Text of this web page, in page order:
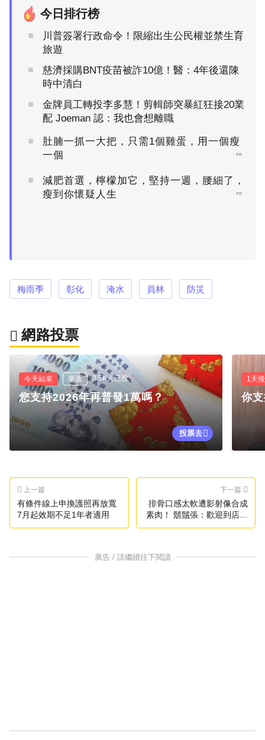
今日排行榜
川普簽署行政命令！限縮出生公民權並禁生育
旅遊
慈濟採購BNT疫苗被詐10億！醫：4年後還陳
時中清白
金牌員工轉投李多慧！剪輯師突暴紅狂接20業
配 Joeman 認：我也會想離職
肚腩一抓一大把，只需1個雞蛋，用一個瘦
一個
PR
減肥首選，檸檬加它，堅持一週，腰細了，
瘦到你懷疑人生
PR
梅雨季 彰化 淹水 員林 防災
網路投票
今天結束 單選 3.5K人已投
您支持2026年再普發1萬嗎？
投票去
1天
你
上一篇
有條件線上申換護照再放寬
7月起效期不足1年者適用
下一篇
排骨口感太軟遭影射像合成
素肉！ 鬍鬚張：歡迎到店參
訪交流
廣告 / 請繼續往下閱讀